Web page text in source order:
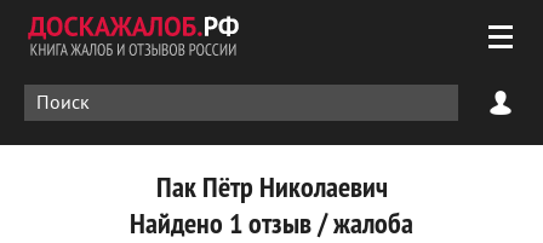
Пак Пётр Николаевич
Найдено 1 отзыв / жалоба